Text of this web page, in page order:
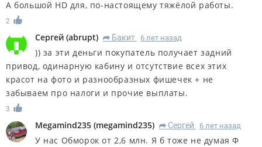
А большой HD для, по-настоящему тяжёлой работы.
2
Сергей (abrupt) R Бакит 6 лет назад
)) за эти деньги покупатель получает задний
привод, одинарную кабину и отсутствие всех этих
красот на фото и разнообразных фишечек + не
забываем про налоги и прочие выплаты.
3
Megamind235 (megamind235) R Сергей 6 лет назад
У нас Обморок от 2,6 млн. Я б тоже не думая Ф